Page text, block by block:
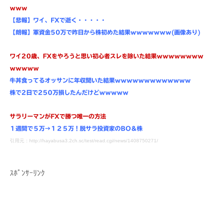
ｗｗｗ
【悲報】ワイ、FXで逝く・・・・・
【朗報】軍資金50万で昨日から株初めた結果ｗｗｗｗｗｗｗ(画像あり)
ワイ20歳、FXをやろうと思い初心者スレを除いた結果ｗｗｗｗｗｗｗｗ
ｗｗｗｗｗ
牛丼食ってるオッサンに年収聞いた結果ｗｗｗｗｗｗｗｗｗｗｗｗｗ
株で2日で250万損したんだけどｗｗｗｗｗ
サラリーマンがFXで勝つ唯一の方法
１週間で５万→１２５万！脱サラ投資家のBO＆株
引用元：http://hayabusa3.2ch.sc/test/read.cgi/news/1408750271/
ｽﾎﾟﾝｻｰﾘﾝｸ